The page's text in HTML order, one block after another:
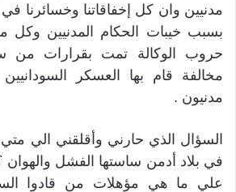
مدنيين وان كل إخفاقاتنا وخسائرنا
بسبب خيبات الحكام المدنيين وكل
حروب الوكالة تمت بقرارات من
مخالفة قام بها العسكر
مدنيون .
السؤال الذي حارني وأقلقني الي
في بلاد أدمن ساستها الفشل
علي ما هي مؤهلات من قادوا